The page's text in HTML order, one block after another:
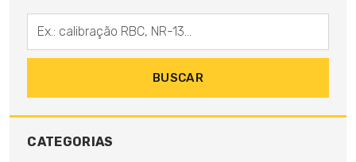
Digite sua busca
BUSCAR
CATEGORIAS